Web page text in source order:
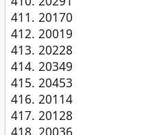
20170
20019
20228
20349
20453
20114
20128
20036